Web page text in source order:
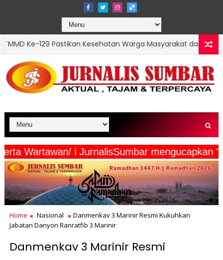
Kesehatan Warga Masyarakat dan Personel Tetap Prima
Beserta Wartawan/ i JurnalisSumbar
Home Nasional
Danmenkav 3 Marinir Resmi Kukuhkan
Jabatan Danyon Ranratfib 3 Marinir
Danmenkav 3 Marinir Resmi